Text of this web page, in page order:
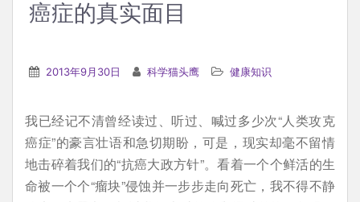
癌症的真实面目
2013年9月30日 科学猫头鹰 健康知识
我已经记不清曾经读过、听过、喊过多少次“人类攻克
癌症”的豪言壮语和急切期盼，可是，现实却毫不留情
地击碎着我们的“抗癌大政方针”。看着一个个鲜活的生
命被一个个“瘤块”侵蚀并一步步走向死亡，我不得不静